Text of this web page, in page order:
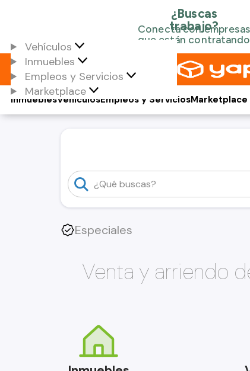
Vehículos
Inmuebles
Empleos y Servicios
Marketplace
Vehículos
Inmuebles Empleos y ServiciosMarketplace
Especiales
Venta y arriendo